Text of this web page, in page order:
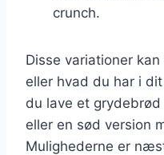
crunch.
Disse variationer
eller hvad du har i
du lave et
eller en sød version
Mulighederne er